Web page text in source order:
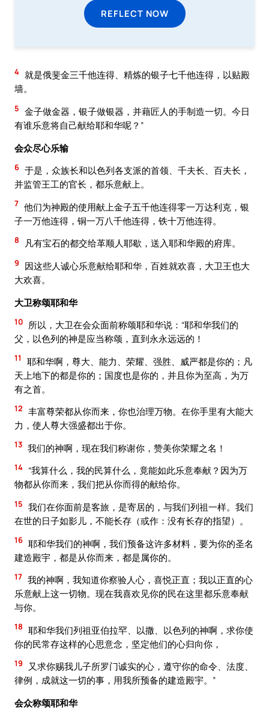
REFLECT NOW
4 就是俄斐金三千他连得、精炼的银子七千他连得，以贴殿
墙。
5 金子做金器，银子做银器，并藉匠人的手制造一切。今日
有谁乐意将自己献给耶和华呢？”
会众尽心乐输
6 于是，众族长和以色列各支派的首领、千夫长、百夫长，
并监管王工的官长，都乐意献上。
7 他们为神殿的使用献上金子五千他连得零一万达利克，银
子一万他连得，铜一万八千他连得，铁十万他连得。
8 凡有宝石的都交给革顺人耶歇，送入耶和华殿的府库。
9
因这些人诚心乐意献给耶和华，百姓就欢喜，大卫王也大
大欢喜。
大卫称颂耶和华
10 所以，大卫在会众面前称颂耶和华说：“耶和华我们的
父，以色列的神是应当称颂，直到永永远远的！
11
耶和华啊，尊大、能力、荣耀、强胜、威严都是你的；凡
天上地下的都是你的；国度也是你的，并且你为至高，为万
有之首。
12 丰富尊荣都从你而来，你也治理万物。在你手里有大能大
力，使人尊大强盛都出于你。
13 我们的神啊，现在我们称谢你，赞美你荣耀之名！
14 “我算什么，我的民算什么，竟能如此乐意奉献？因为万
物都从你而来，我们把从你而得的献给你。
15 我们在你面前是客旅，是寄居的，与我们列祖一样。我们
在世的日子如影儿，不能长存（或作：没有长存的指望）。
16 耶和华我们的神啊，我们预备这许多材料，要为你的圣名
建造殿宇，都是从你而来，都是属你的。
17 我的神啊，我知道你察验人心，喜悦正直；我以正直的心
乐意献上这一切物。现在我喜欢见你的民在这里都乐意奉献
与你。
18 耶和华我们列祖亚伯拉罕、以撒、以色列的神啊，求你使
你的民常存这样的心思意念，坚定他们的心归向你，
19
又求你赐我儿子所罗门诚实的心，遵守你的命令、法度、
律例，成就这一切的事，用我所预备的建造殿宇。”
会众称颂耶和华